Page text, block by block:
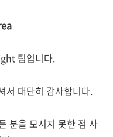
팀입니다.
대단히 감사합니다.
분을 모시지 못한 점 사